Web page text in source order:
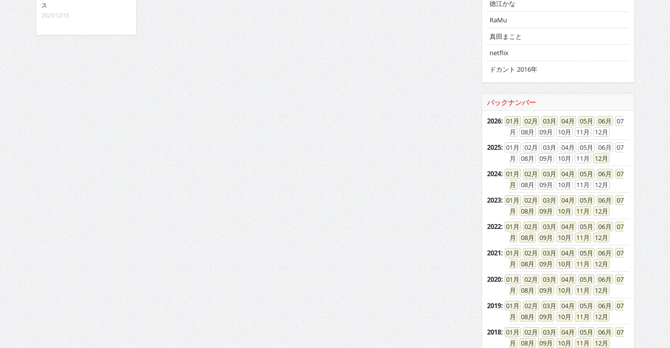
ス
2023/12/15
徳江かな
RaMu
真田まこと
netflix
ドカント 2016年
バックナンバー
2026: 01 02 03 04 05 06
07
08
09 10 11
12
2025: 01 02 03 04 05 06
07
08
09 10 11
12
2024: 01 02 03 04 05 06
07
08
09 10 11
12
2023: 01 02 03 04 05 06
07
08
09 10 11
12
2022: 01 02 03 04 05 06
07
08
09 10 11
12
2021: 01 02 03 04 05 06
07
08
09 10 11
12
2020: 01 02 03 04 05 06
07
08
09 10 11
12
2019: 01 02 03 04 05 06
07
08
09 10 11
12
2018: 01 02 03 04 05 06
07
08
09 10 11
12